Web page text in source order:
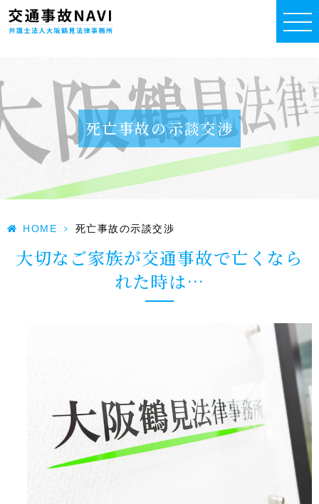
死亡事故の示談交渉
HOME > 死亡事故の示談交渉
大切なご家族が交通事故で亡くなら
れた時は…